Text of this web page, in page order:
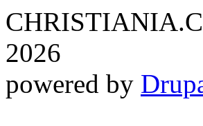
2026
powered by